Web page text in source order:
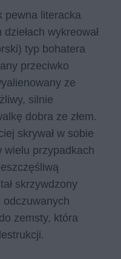
pewna literacka
wykreował
typ bohatera
przeciwko
ze
silnie
dobra ze złem.
skrywał w sobie
wielu przypadkach
skrzywdzony
zemsty, która